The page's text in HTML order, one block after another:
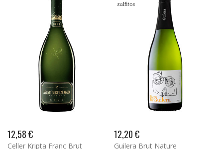
12,58 €
Celler Kripta Franc Brut
12,20 €
Guilera Brut Nature